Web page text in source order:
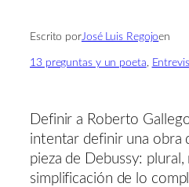
Escrito porJosé Luis Regojoen
13 preguntas y un poeta,
Definir a Roberto
intentar definir una obra
pieza de Debussy:
simplificación de lo